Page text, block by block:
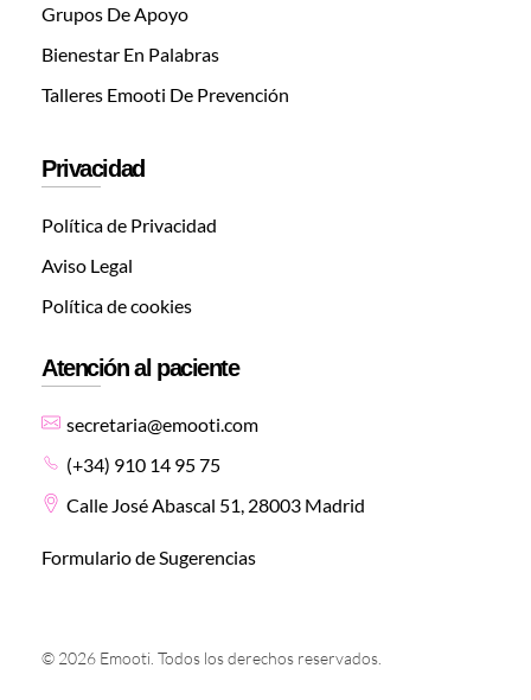
Grupos De Apoyo
Bienestar En Palabras
Talleres Emooti De Prevención
Privacidad
Política de Privacidad
Aviso Legal
Política de cookies
Atención al paciente
secretaria@emooti.com
(+34) 910 14 95 75
Calle José Abascal 51, 28003 Madrid
Formulario de Sugerencias
© 2026 Emooti. Todos los derechos reservados.